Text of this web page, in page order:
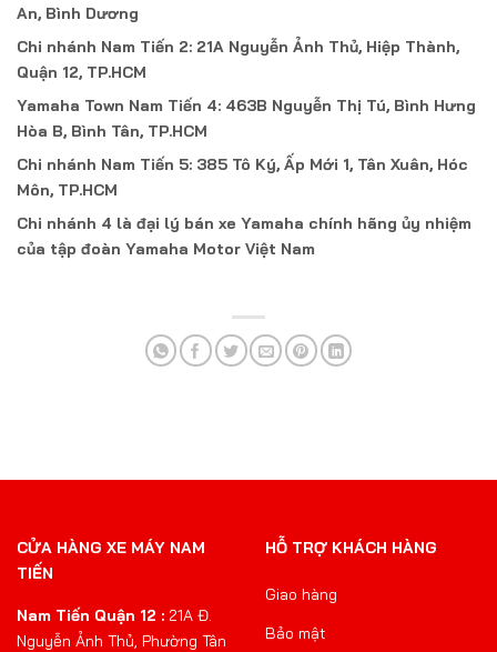
An, Bình Dương
Chi nhánh Nam Tiến 2: 21A Nguyễn Ảnh Thủ, Hiệp Thành,
Quận 12, TP.HCM
Yamaha Town Nam Tiến 4: 463B Nguyễn Thị Tú, Bình Hưng
Hòa B, Bình Tân, TP.HCM
Chi nhánh Nam Tiến 5: 385 Tô Ký, Ấp Mới 1, Tân Xuân, Hóc
Môn, TP.HCM
Chi nhánh 4 là đại lý bán xe Yamaha chính hãng ủy nhiệm
của tập đoàn Yamaha Motor Việt Nam
CỬA HÀNG XE MÁY NAM
TIẾN
Nam Tiến Quận 12 : 21A Đ.
Nguyễn Ảnh Thủ, Phường Tân
HỖ TRỢ KHÁCH HÀNG
Giao hàng
Bảo mật